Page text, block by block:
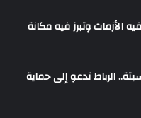
الأزمات وتبرز فيه مكانة
الرباط تدعو إلى حماية